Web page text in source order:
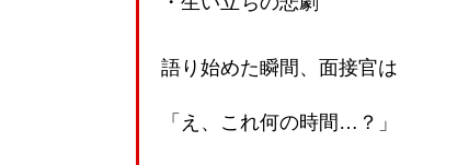
語り始めた瞬間、面接官は
「え、これ何の時間…？」